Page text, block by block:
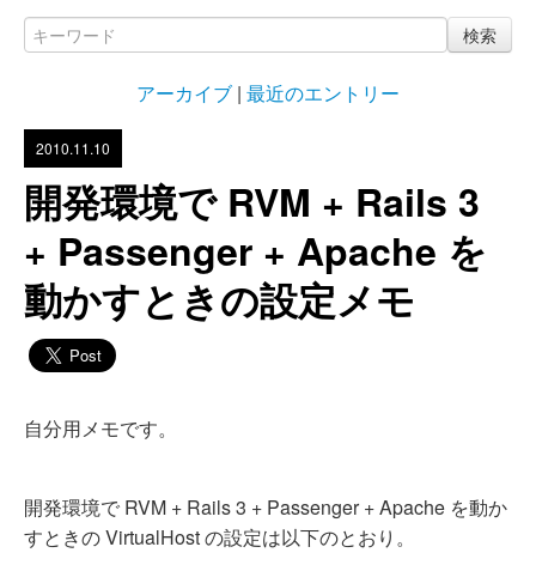
検索
アーカイブ | 最近のエントリー
2010.11.10
開発環境で RVM + Rails 3
+ Passenger + Apache を
動かすときの設定メモ
自分用メモです。
開発環境で RVM + Rails 3 + Passenger + Apache を動か
すときの VirtualHost の設定は以下のとおり。